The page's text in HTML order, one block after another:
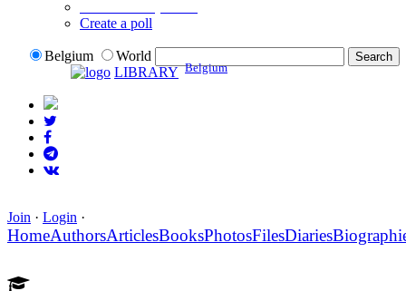
Create a poll
Belgium
World
LIBRARY Belgium
Join · Login ·
HomeAuthorsArticlesBooksPhotosFilesDiaries